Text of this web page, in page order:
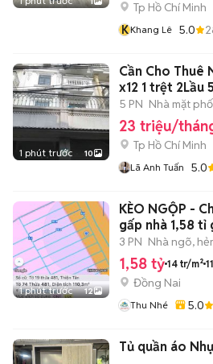
Tp Hồ Chí Minh
KKhang Lê 5.0
1 phút trước 10
Cần Cho Thuê Nhà PĐHT
x12 1 trệt 2Lầu
5 PN Nhà mặt
23 triệu/
Tp Hồ Chí Minh
Lã Anh Tuấn 5.0
1 phút trước 12
KÈO NGỘP -
gấp nhà 1,58 tỉ
3 PN Nhà ngõ,
1,58 tỷ 14 tr/m²
Đồng Nai
Thu Nhé 5.0
Tủ quần áo